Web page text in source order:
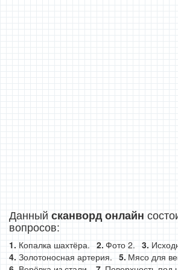
Данный сканворд онлайн
вопросов:
Копалка шахтёра. Фото 2.
Золотоносная артерия.
Мясо для